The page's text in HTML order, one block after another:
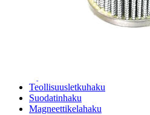
Teollisuusletkuhaku
Suodatinhaku
Magneettikelahaku